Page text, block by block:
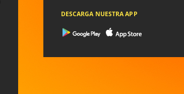
DESCARGA NUESTRA APP